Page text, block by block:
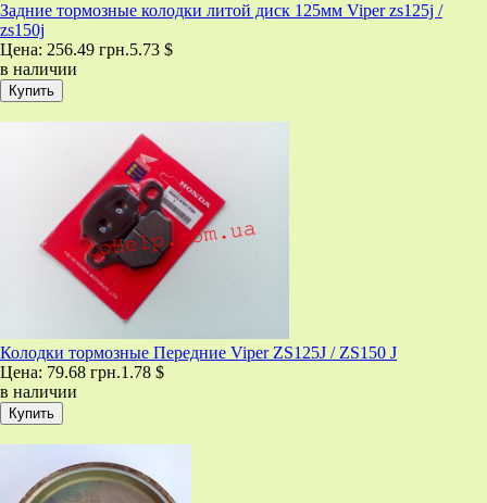
Задние тормозные колодки литой диск 125мм Viper zs125j /
zs150j
Цена: 256.49 грн.5.73 $
в наличии
Колодки тормозные Передние Viper ZS125J / ZS150 J
Цена: 79.68 грн.1.78 $
в наличии